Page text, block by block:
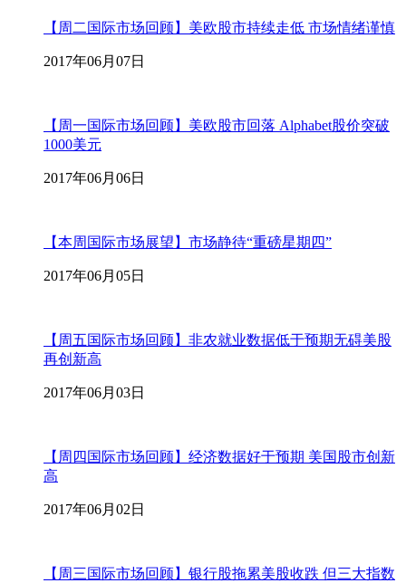
【周二国际市场回顾】美欧股市持续走低 市场情绪谨慎
2017年06月07日
【周一国际市场回顾】美欧股市回落 Alphabet股价突破
1000美元
2017年06月06日
【本周国际市场展望】市场静待“重磅星期四”
2017年06月05日
【周五国际市场回顾】非农就业数据低于预期无碍美股
再创新高
2017年06月03日
【周四国际市场回顾】经济数据好于预期 美国股市创新
高
2017年06月02日
【周三国际市场回顾】银行股拖累美股收跌 但三大指数